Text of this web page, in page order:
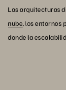
Las arquitecturas
nube, los entornos
donde la